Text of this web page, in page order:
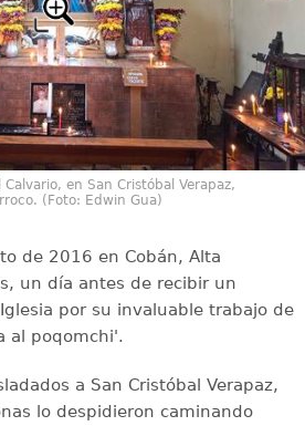
en San Cristóbal Verapaz,
(Foto: Edwin Gua)
de 2016 en Cobán, Alta
un día antes de recibir un
por su invaluable trabajo de
al poqomchi'.
a San Cristóbal Verapaz,
lo despidieron caminando